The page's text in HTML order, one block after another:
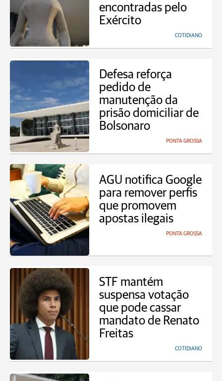
encontradas pelo
Exército
COTIDIANO
Defesa reforça
pedido de
manutenção da
prisão domiciliar de
Bolsonaro
PONTA GROSSA
AGU notifica Google
para remover perfis
que promovem
apostas ilegais
PONTA GROSSA
STF mantém
suspensa votação
que pode cassar
mandato de Renato
Freitas
COTIDIANO